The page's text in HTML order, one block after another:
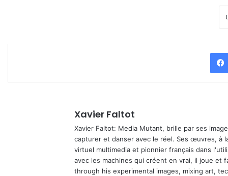
Xavier Faltot
Xavier Faltot: Media Mutant, brille par ses
capturer et danser avec le réel. Ses œuvres, à
virtuel multimedia et pionnier français dans
avec les machines qui créent en vrai, il joue et
through his experimental images, mixing art,